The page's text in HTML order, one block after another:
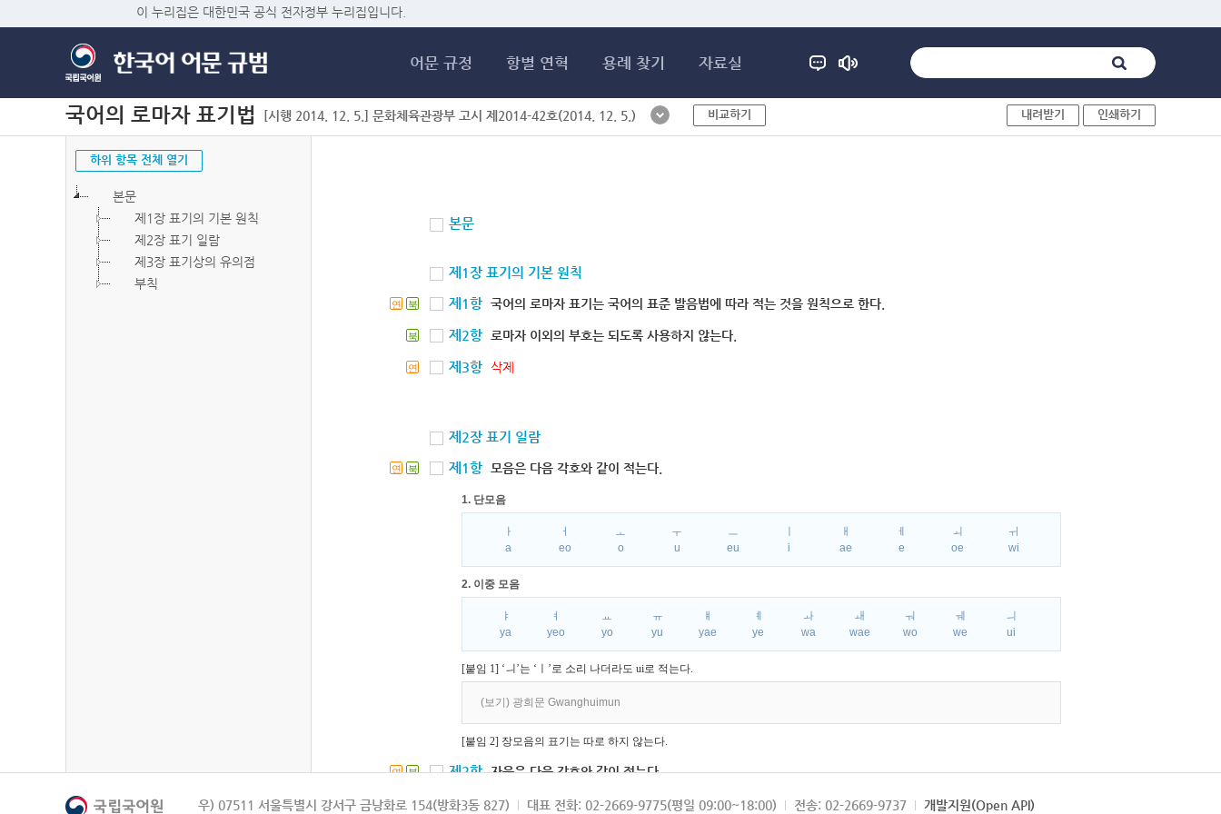
이 누리집은 대한민국 공식 전자정부 누리집입니다.
어문 규정 항별 연혁 용례 찾기 자료실
국어의 로마자 표기법 [시행 2014. 12. 5.] 문화체육관광부 고시 제2014-42호(2014. 12. 5.) 비교하기 내려받기 인쇄하기
하위 항목 전체 열기
본문
제1장 표기의 기본 원칙
제2장 표기 일람
제3장 표기상의 유의점
부칙
본문
제1장 표기의 기본 원칙
연 북 제1항 국어의 로마자 표기는 국어의 표준 발음법에 따라 적는 것을 원칙으로 한다.
북 제2항 로마자 이외의 부호는 되도록 사용하지 않는다.
연 제3항 삭제
제2장 표기 일람
연 북 제1항 모음은 다음 각호와 같이 적는다.
1. 단모음
ㅏ
a
ㅓ
eo
ㅗ
o
ㅜ
u
ㅡ
eu
i
ㅐ
ae
ㅔ
e
ㅚ
oe
ㅟ
wi
2. 이중 모음
ㅑ
ya
ㅕ
yeo
ㅛ
yo
ㅠ
yu
ㅒ
yae
ㅖ
ye
ㅘ
wa
ㅙ
wae
ㅝ
wo
ㅞ
we
ㅢ
ui
[붙임 1] ‘ㅢ’는 ‘ㅣ’로 소리 나더라도 ui로 적는다.
(보기) 광희문 Gwanghuimun
[붙임 2] 장모음의 표기는 따로 하지 않는다.
연 북 제2항 자음은 다음 각호와 같이 적는다.
1. 파열음
우) 07511 서울특별시 강서구 금낭화로 154(방화3동 827) 대표 전화: 02-2669-9775(평일 09:00~18:00) 전송: 02-2669-9737 개발지원(Open API)